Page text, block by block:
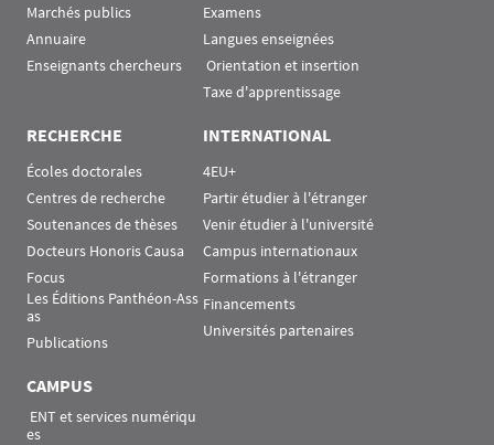
Marchés publics
Annuaire
Enseignants chercheurs
Examens
Langues enseignées
Orientation et insertion
Taxe d'apprentissage
RECHERCHE
Écoles doctorales
Centres de recherche
Soutenances de thèses
Docteurs Honoris Causa
Focus
Les Éditions Panthéon-Ass
as
Publications
INTERNATIONAL
4EU+
Partir étudier à l'étranger
Venir étudier à l'université
Campus internationaux
Formations à l'étranger
Financements
Universités partenaires
CAMPUS
es